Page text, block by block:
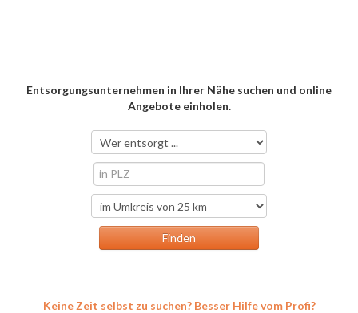
Entsorgungsunternehmen in Ihrer Nähe suchen und online
Angebote einholen.
Keine Zeit selbst zu suchen? Besser Hilfe vom Profi?